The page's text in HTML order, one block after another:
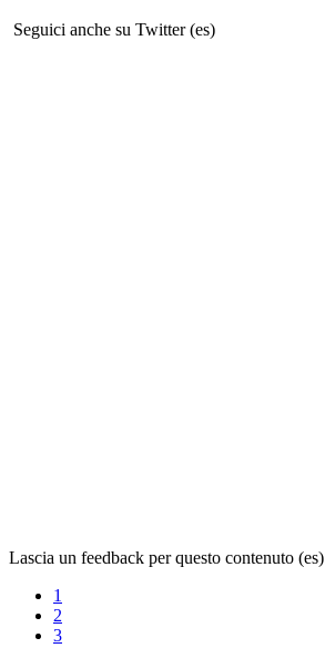
Seguici anche su Twitter (es)
Lascia un feedback per questo contenuto (es)
1
2
3